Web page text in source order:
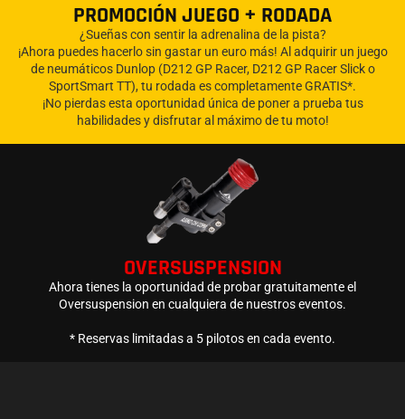
PROMOCIÓN JUEGO + RODADA
¿Sueñas con sentir la adrenalina de la pista?
¡Ahora puedes hacerlo sin gastar un euro más! Al adquirir un juego
de neumáticos Dunlop (D212 GP Racer, D212 GP Racer Slick o
SportSmart TT), tu rodada es completamente GRATIS*.
¡No pierdas esta oportunidad única de poner a prueba tus
habilidades y disfrutar al máximo de tu moto!
OVERSUSPENSION
Ahora tienes la oportunidad de probar gratuitamente el
Oversuspension en cualquiera de nuestros eventos.
* Reservas limitadas a 5 pilotos en cada evento.